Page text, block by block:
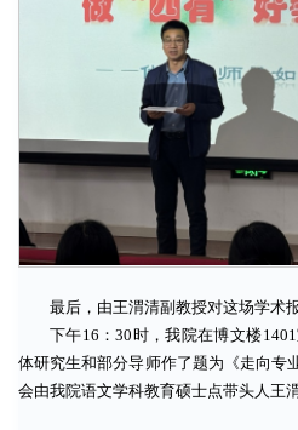
最后，由王渭清副教授对这场学术
下午16：30时，我院在博文楼
体研究生和部分导师作了题为《走向专
会由我院语文学科教育硕士点带头人王